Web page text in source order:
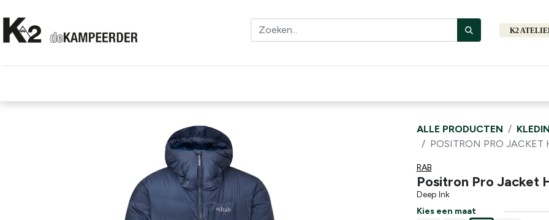
K2
ALLE PRODUCTEN
POSITRON PRO JACKET
RAB
Positron Pro Jacket
Deep Ink
Kies een maat